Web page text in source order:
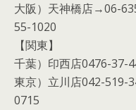
大阪）天神橋店→06-
55-1020
【関東】
千葉）印西店0476-37-
東京）立川店042-
0715